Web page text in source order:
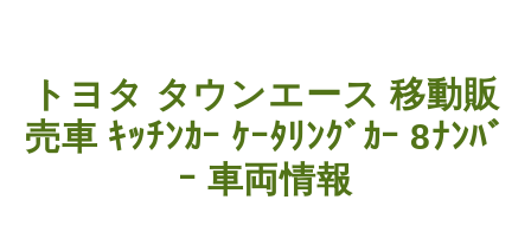
トヨタ タウンエース 移動販
売車 ｷｯﾁﾝｶｰ ｹｰﾀﾘﾝｸﾞｶｰ 8ﾅﾝﾊﾞ
ｰ 車両情報